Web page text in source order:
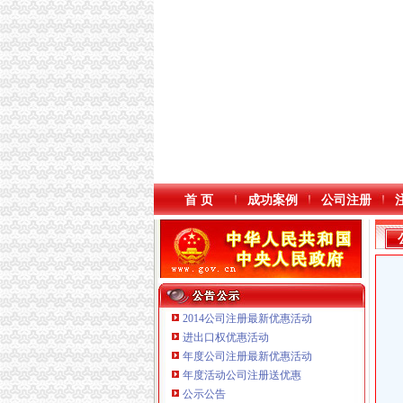
本站导航
首 页 成功案例 公司注册
2014公司注册最新优惠活动
进出口权优惠活动
年度公司注册最新优惠活动
年度活动公司注册送优惠
公示公告